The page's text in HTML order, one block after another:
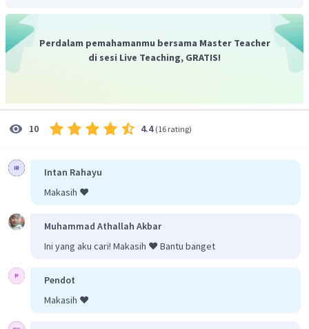
makaR 5dapat diabaikan. Sehingga,
rangkaian dapat dianggap sebagai berikut.
Rangkaian seri
Rangkaian seri
Perdalam pemahamanmu bersama Master Teacher
di sesi Live Teaching, GRATIS!
10 4.4 (16 rating)
Intan Rahayu
Makasih ❤️
Muhammad Athallah Akbar
Ini yang aku cari! Makasih ❤️ Bantu banget
Pendot
Makasih ❤️